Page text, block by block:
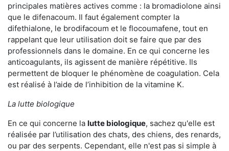
principales matières actives comme : la bromadiolone ainsi
que le difenacoum. Il faut également compter la
difethialone, le brodifacoum et le flocoumafene, tout en
rappelant que leur utilisation doit se faire que par des
professionnels dans le domaine. En ce qui concerne les
anticoagulants, ils agissent de manière répétitive. Ils
permettent de bloquer le phénomène de coagulation. Cela
est réalisé à l’aide de l’inhibition de la vitamine K.
La lutte biologique
En ce qui concerne la lutte biologique, sachez qu'elle est
réalisée par l’utilisation des chats, des chiens, des renards,
ou par des serpents. Cependant, elle n'est pas si simple à